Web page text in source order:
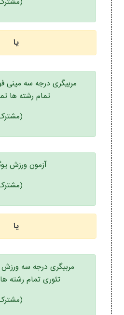
یا
مربیگری درجه سه مینی
تمام رشته ها
آزمون ورزش
یا
مربیگری درجه سه
تئوری تمام رشته